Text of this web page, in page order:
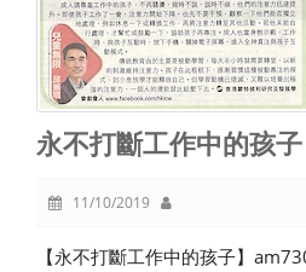
永不打斷工作中的孩子
11/10/2019
【永不打斷工作中的孩子】